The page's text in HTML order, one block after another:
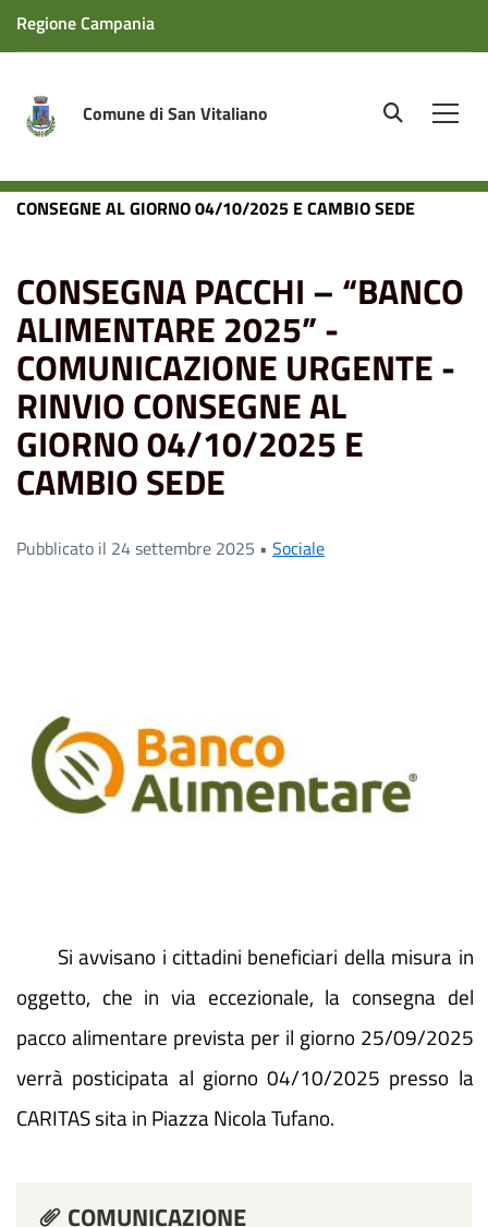
Regione Campania
Comune di San Vitaliano site.searc
ALIMENTARE 2025” - COMUNICAZIONE URGENTE - RINVIO
CONSEGNE AL GIORNO 04/10/2025 E CAMBIO SEDE
CONSEGNA PACCHI – “BANCO
ALIMENTARE 2025” -
COMUNICAZIONE URGENTE -
RINVIO CONSEGNE AL
GIORNO 04/10/2025 E
CAMBIO SEDE
Pubblicato il 24 settembre 2025 • Sociale
Si avvisano i cittadini beneficiari della misura in
oggetto, che in via eccezionale, la consegna del
pacco alimentare prevista per il giorno 25/09/2025
verrà posticipata al giorno 04/10/2025 presso la
CARITAS sita in Piazza Nicola Tufano.
COMUNICAZIONE